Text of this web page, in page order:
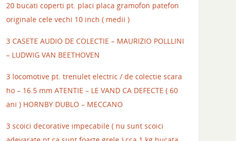
20 bucati coperti pt. placi placa gramofon patefon
originale cele vechi 10 inch ( medii )
3 CASETE AUDIO DE COLECTIE – MAURIZIO POLLLINI
– LUDWIG VAN BEETHOVEN
3 locomotive pt. trenulet electric / de colectie scara
ho – 16.5 mm ATENTIE – LE VAND CA DEFECTE ( 60
ani ) HORNBY DUBLO – MECCANO
3 scoici decorative impecabile ( nu sunt scoici